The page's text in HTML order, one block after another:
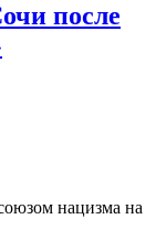
после
нацизма на